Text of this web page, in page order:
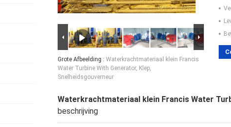
Grote Afbeelding : Waterkrachtmateriaal klein Francis
Water Turbine With Generator, Klep,
Snelheidsgouverneur
Waterkrachtmateriaal klein Francis Water
beschrijving